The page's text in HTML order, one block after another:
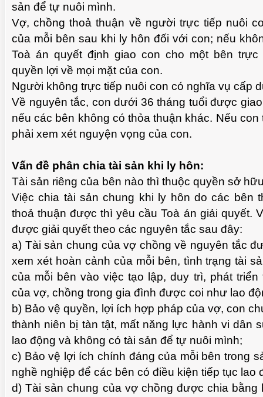
sản để tự nuôi mình.
Vợ, chồng thoả thuận về người trực tiếp nuôi
của mỗi bên sau khi ly hôn đối với con; nếu
Toà án quyết định giao con cho một bên
quyền lợi về mọi mặt của con.
Người không trực tiếp nuôi con có nghĩa vụ cấp
Về nguyên tắc, con dưới 36 tháng tuổi được
nếu các bên không có thỏa thuận khác. Nếu
phải xem xét nguyện vọng của con.
Vấn đề phân chia tài sản khi ly hôn:
Tài sản riêng của bên nào thì thuộc quyền sở
Việc chia tài sản chung khi ly hôn do các bên
thoả thuận được thì yêu cầu Toà án giải quyết.
được giải quyết theo các nguyên tắc sau đây:
a) Tài sản chung của vợ chồng về nguyên tắc
xem xét hoàn cảnh của mỗi bên, tình trạng tài
của mỗi bên vào việc tạo lập, duy trì, phát
của vợ, chồng trong gia đình được coi như lao
b) Bảo vệ quyền, lợi ích hợp pháp của vợ, con
thành niên bị tàn tật, mất năng lực hành vi dân
lao động và không có tài sản để tự nuôi mình;
c) Bảo vệ lợi ích chính đáng của mỗi bên trong
nghề nghiệp để các bên có điều kiện tiếp tục lao
d) Tài sản chung của vợ chồng được chia bằng